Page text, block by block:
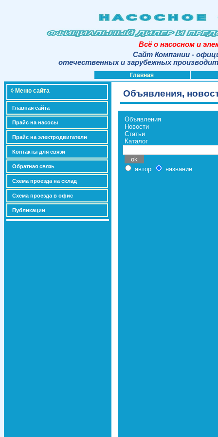
Всё о насосном и
Сайт Компании -
отечественных и зарубежных
Главная
◊ Меню сайта
Главная сайта
Прайс на насосы
Прайс на электродвигатели
Контакты для связи
Обратная связь
Схема проезда на склад
Схема проезда в офис
Публикации
Объявления,
Объявления
Новости
Статьи
Каталог
автор название